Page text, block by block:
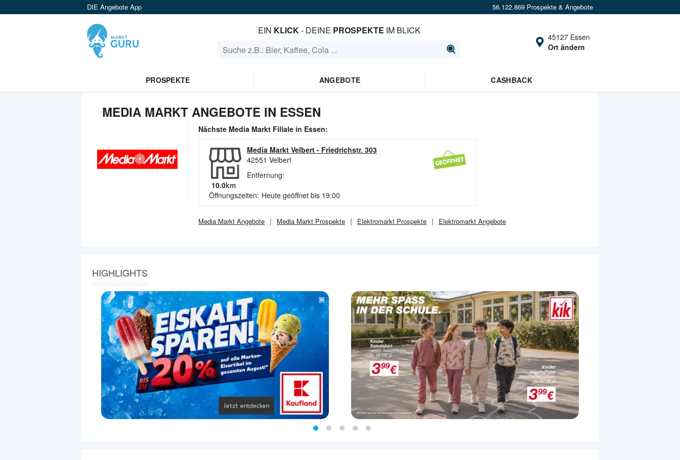
DIE Angebote App 56.122.869 Prospekte & Angebote
EIN KLICK- DEINE PROSPEKTE IM BLICK
45127 Essen
Ort ändern
PROSPEKTE ANGEBOTE CASHBACK
MEDIA MARKT ANGEBOTE IN ESSEN
Nächste Media Markt Filiale in Essen:
Media Markt Velbert - Friedrichstr. 303
42551 Velbert
Entfernung:
10.0km
Öffnungszeiten: Heute geöffnet bis 19:00
Media Markt Angebote Media Markt Prospekte Elektromarkt Prospekte Elektromarkt Angebote
HIGHLIGHTS